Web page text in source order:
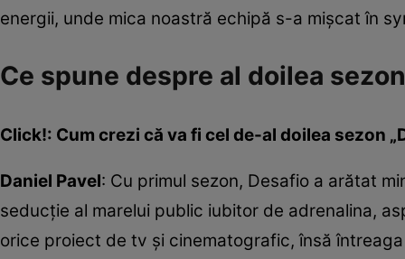
energii, unde mica noastră echipă s-a mişcat în
Ce spune despre al doilea
Click!: Cum crezi că va fi cel de-al doilea sezon
Daniel Pavel: Cu primul sezon, Desafio a arătat
seducție al marelui public iubitor de adrenalina,
orice proiect de tv și cinematografic, însă